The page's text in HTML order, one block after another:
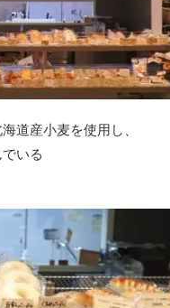
道産小麦を使用し、
いる